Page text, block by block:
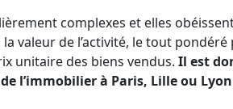
complexes et elles
valeur de l’activité, le tout pondéré
unitaire des biens vendus. Il est
l’immobilier à Paris, Lille ou